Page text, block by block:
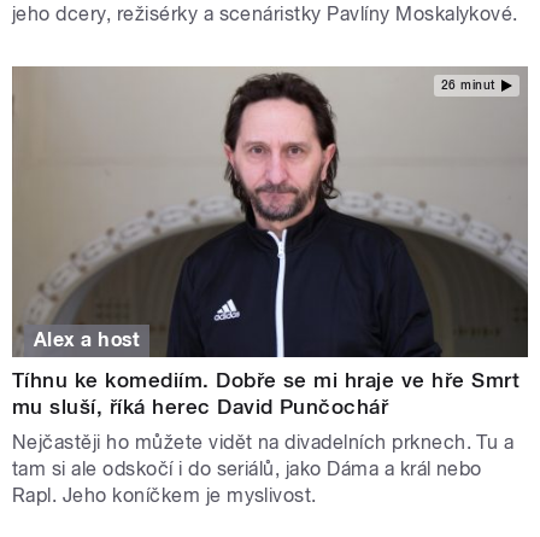
jeho dcery, režisérky a scenáristky Pavlíny Moskalykové.
26 minut
Alex a host
Tíhnu ke komediím. Dobře se mi hraje ve hře Smrt
mu sluší, říká herec David Punčochář
Nejčastěji ho můžete vidět na divadelních prknech. Tu a
tam si ale odskočí i do seriálů, jako Dáma a král nebo
Rapl. Jeho koníčkem je myslivost.